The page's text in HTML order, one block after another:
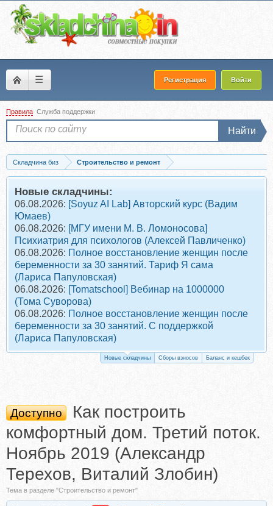
☰ Регистрация Войти
Правила Служба поддержки
Найти
Складчина биз
Строительство и ремонт
Скачать Как построить комфортный дом. Третий поток. Ноябрь 2019
Новые складчины:
06.08.2026: [Soyuz AI Lab] Авторский курс (Вадим
Юмаев)
06.08.2026: [МГУ имени М. В. Ломоносова]
Психиатрия для психологов (Алексей Павличенко)
06.08.2026: Полное восстановление женщин после
беременности за 30 занятий. Тариф Я сама
(Лариса Папуловская)
06.08.2026: [Tomatschool] Вебинар на 1000000
(Тома Суворова)
06.08.2026: Полное восстановление женщин после
беременности за 30 занятий. С поддержкой
(Лариса Папуловская)
Новые складчины Сборы взносов Баланс и кешбек
Доступно
Как построить
комфортный дом. Третий поток.
Ноябрь 2019 (Александр
Терехов, Виталий Злобин)
Тема в разделе "Строительство и ремонт"